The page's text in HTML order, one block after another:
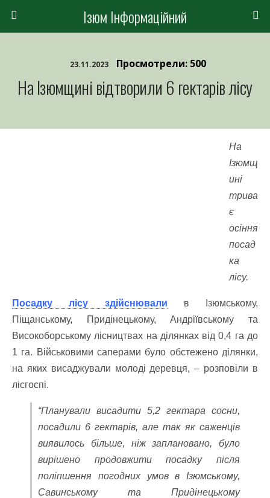
Ізюм Інформаційний
23.11.2023 Просмотрели: 500
На Ізюмщині відтворили 6 гектарів лісу
На
Ізюмщ
ині
трива
є
осіння
посад
ка
лісу.
Посадку лісу здійснювали в Ізюмському,
Піщанському, Придінецькому, Андріївському та
Високоборському лісництвах на ділянках від 0,4 га до
1 га. Військовими саперами було обстежено ділянки,
на яких висаджували молоді деревця, – розповіли в
лісгоспі.
“Планували висадити 5,2 гектара сосни,
посадили 6 гектарів, але так як саженців
виявилось більше, ніж заплановано, було
вирішено продовжити посадку після
поліпшення погодних умов в Ізюмському,
Савинському та Придінецькому